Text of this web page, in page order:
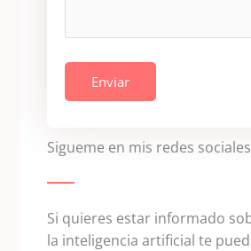
Enviar
Sigueme en mis redes sociales
Si quieres estar informado
la inteligencia artificial te